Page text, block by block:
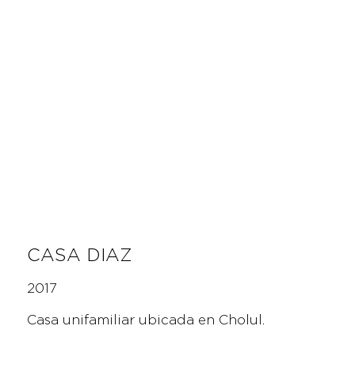
CASA DIAZ
2017
Casa unifamiliar ubicada en Cholul.